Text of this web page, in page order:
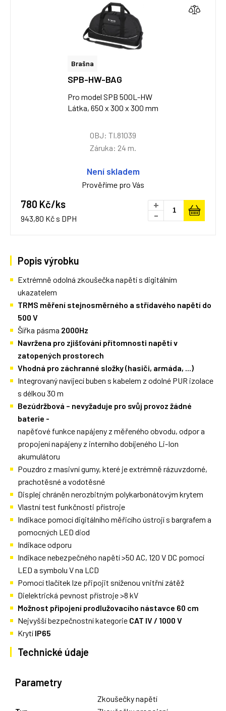
Brašna
SPB-HW-BAG
Pro model SPB 500L-HW
Látka, 650 x 300 x 300 mm
OBJ: TI.81039
Záruka: 24 m.
Není skladem
Prověříme pro Vás
780 Kč/ks
943,80 Kč s DPH
+
-
Popis výrobku
Extrémně odolná zkoušečka napětí s digitálním
ukazatelem
TRMS měření stejnosměrného a střídavého napětí do
500 V
Šířka pásma 2000Hz
Navržena pro zjišťování přítomnosti napětí v
zatopených prostorech
Vhodná pro záchranné složky (hasiči, armáda, ...)
Integrovaný navíjecí buben s kabelem z odolné PUR izolace
s délkou 30 m
Bezúdržbová – nevyžaduje pro svůj provoz žádné
baterie -
napěťové funkce napájeny z měřeného obvodu, odpor a
propojení napájeny z interního dobíjeného Li-Ion
akumulátoru
Pouzdro z masivní gumy, které je extrémně rázuvzdorné,
prachotěsné a vodotěsné
Displej chráněn nerozbitným polykarbonátovým krytem
Vlastní test funkčnosti přístroje
Indikace pomocí digitálního měřicího ústrojí s bargrafem a
pomocných LED diod
Indikace odporu
Indikace nebezpečného napětí >50 AC, 120 V DC pomocí
LED a symbolu V na LCD
Pomocí tlačítek lze připojit sníženou vnitřní zátěž
Dielektrická pevnost přístroje >8 kV
Možnost připojení prodlužovacího nástavce 60 cm
Nejvyšší bezpečnostní kategorie CAT IV / 1000 V
Krytí IP65
Technické údaje
Parametry
Zkoušečky napětí